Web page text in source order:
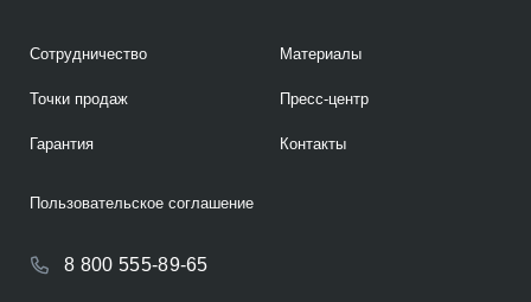
Сотрудничество
Точки продаж
Гарантия
Материалы
Пресс-центр
Контакты
8 800 555-89-65
Пользовательское соглашение